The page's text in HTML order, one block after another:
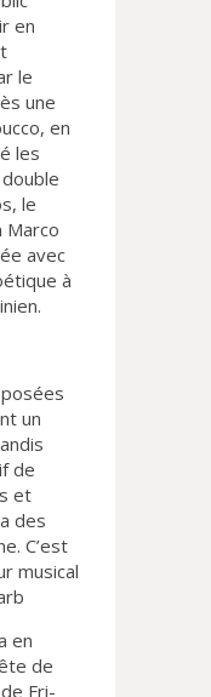
en
le
une
en
les
le
Marco
avec
à
un
de
et
des
C’est
musical
en
de
Fri-